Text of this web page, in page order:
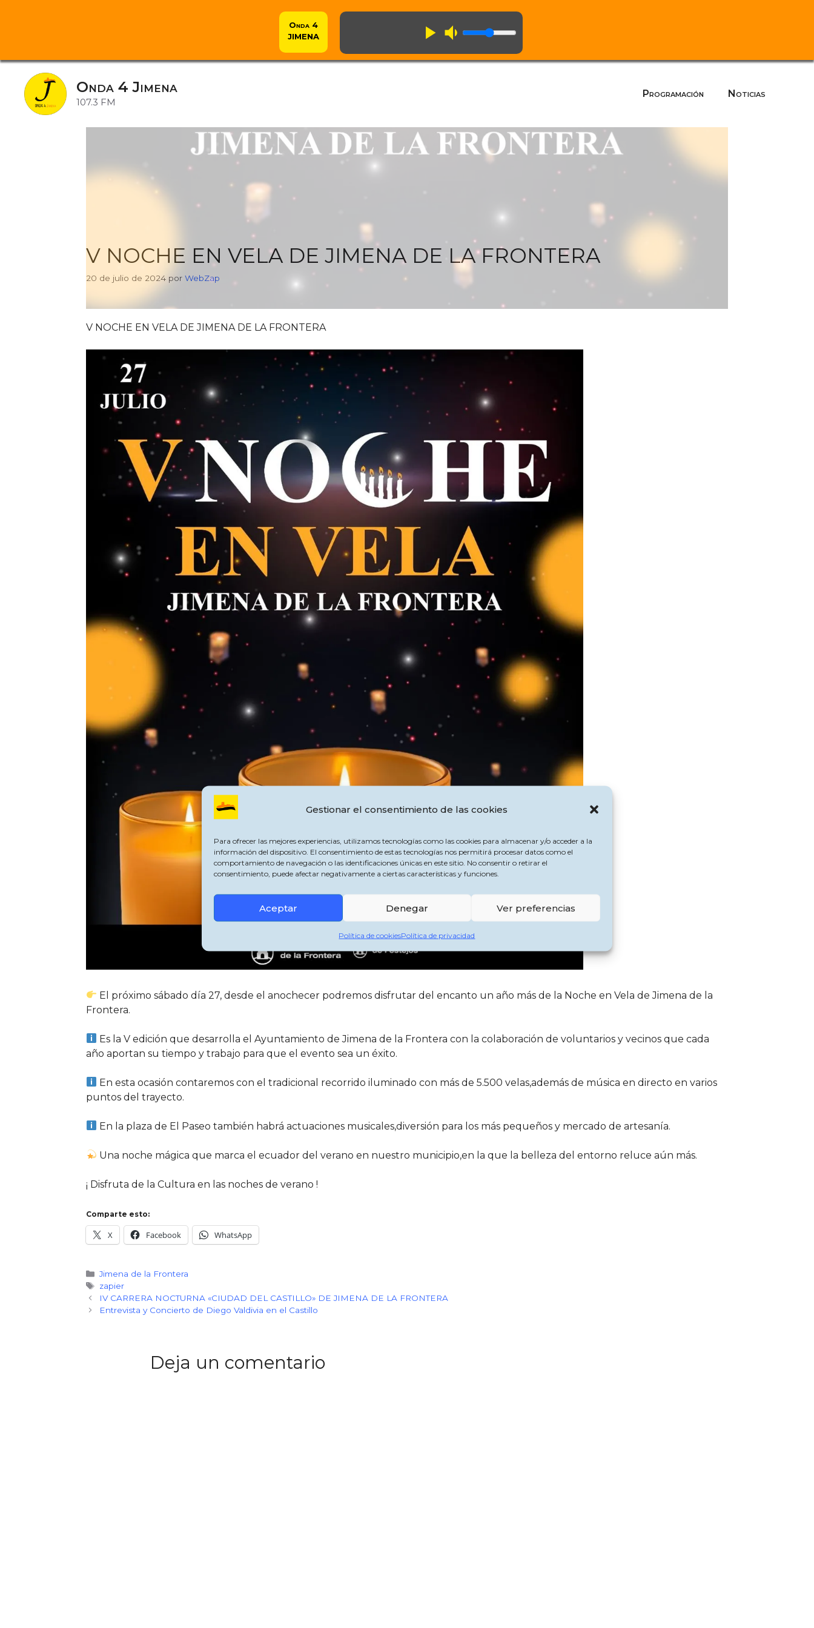
Gestionar el consentimiento de las cookies
Para ofrecer las mejores experiencias, utilizamos tecnologías como las cookies para almacenar y/o acceder a la
información del dispositivo. El consentimiento de estas tecnologías nos permitirá procesar datos como el
comportamiento de navegación o las identificaciones únicas en este sitio. No consentir o retirar el
consentimiento, puede afectar negativamente a ciertas características y funciones.
Aceptar Denegar Ver preferencias
Política de cookiesPolítica de privacidad
Saltar
contenido
Onda 4
JIMENA
play_arrow volume_down
Onda 4 Jimena
107.3 FM
Programación Noticias
V NOCHE EN VELA DE JIMENA DE LA FRONTERA
20 de julio de 2024 por WebZap
V NOCHE EN VELA DE JIMENA DE LA FRONTERA
El próximo sábado día 27, desde el anochecer podremos disfrutar del encanto un año más de la Noche en Vela de Jimena de la
Frontera.
Es la V edición que desarrolla el Ayuntamiento de Jimena de la Frontera con la colaboración de voluntarios y vecinos que cada
año aportan su tiempo y trabajo para que el evento sea un éxito.
En esta ocasión contaremos con el tradicional recorrido iluminado con más de 5.500 velas,además de música en directo en varios
puntos del trayecto.
En la plaza de El Paseo también habrá actuaciones musicales,diversión para los más pequeños y mercado de artesanía.
Una noche mágica que marca el ecuador del verano en nuestro municipio,en la que la belleza del entorno reluce aún más.
¡ Disfruta de la Cultura en las noches de verano !
Comparte esto:
X Facebook WhatsApp
Categorías
Jimena de la Frontera
Etiquetas
zapier
IV CARRERA NOCTURNA «CIUDAD DEL CASTILLO» DE JIMENA DE LA FRONTERA
Entrevista y Concierto de Diego Valdivia en el Castillo
Deja un comentario